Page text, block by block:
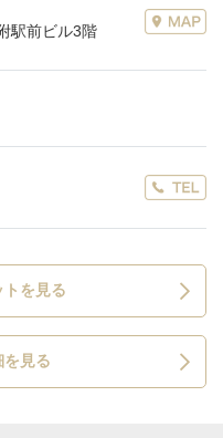
駅前ビル3階
トを見る
を見る